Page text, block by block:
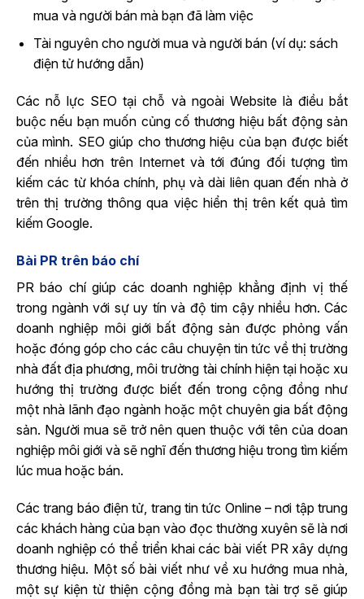
mua và người bán mà bạn đã làm việc
Tài nguyên cho người mua và người bán (ví dụ: sách
điện tử hướng dẫn)
Các nỗ lực SEO tại chỗ và ngoài Website là điều bắt
buộc nếu bạn muốn củng cố thương hiệu bất động sản
của mình. SEO giúp cho thương hiệu của bạn được biết
đến nhiều hơn trên Internet và tới đúng đối tượng tìm
kiếm các từ khóa chính, phụ và dài liên quan đến nhà ở
trên thị trường thông qua việc hiển thị trên kết quả tìm
kiếm Google.
Bài PR trên báo chí
PR báo chí giúp các doanh nghiệp khẳng định vị thế
trong ngành với sự uy tín và độ tim cậy nhiều hơn. Các
doanh nghiệp môi giới bất động sản được phỏng vấn
hoặc đóng góp cho các câu chuyện tin tức về thị trường
nhà đất địa phương, môi trường tài chính hiện tại hoặc xu
hướng thị trường được biết đến trong cộng đồng như
một nhà lãnh đạo ngành hoặc một chuyên gia bất động
sản. Người mua sẽ trở nên quen thuộc với tên của doan
nghiệp môi giới và sẽ nghĩ đến thương hiệu trong tìm kiếm
lúc mua hoặc bán.
Các trang báo điện tử, trang tin tức Online – nơi tập trung
các khách hàng của bạn vào đọc thường xuyên sẽ là nơi
doanh nghiệp có thể triển khai các bài viết PR xây dựng
thương hiệu. Một số bài viết như về xu hướng mua nhà,
một sự kiện từ thiện cộng đồng mà bạn tài trợ sẽ giúp